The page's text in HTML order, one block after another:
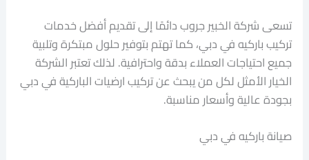
تسعى شركة الخبير جروب دائمًا إلى تقديم أفضل خدمات
تركيب باركيه في دبي، كما تهتم بتوفير حلول مبتكرة وتلبية
جميع احتياجات العملاء بدقة واحترافية. لذلك تعتبر الشركة
الخيار الأمثل لكل من يبحث عن تركيب ارضيات الباركية في دبي
بجودة عالية وأسعار مناسبة.
صيانة باركيه في دبي